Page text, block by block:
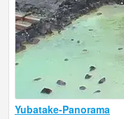
Yubatake-Panorama